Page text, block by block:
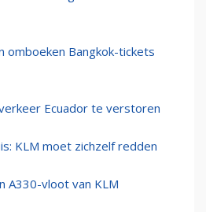
omboeken Bangkok-tickets
Ecuador te verstoren
KLM moet zichzelf redden
A330-vloot van KLM